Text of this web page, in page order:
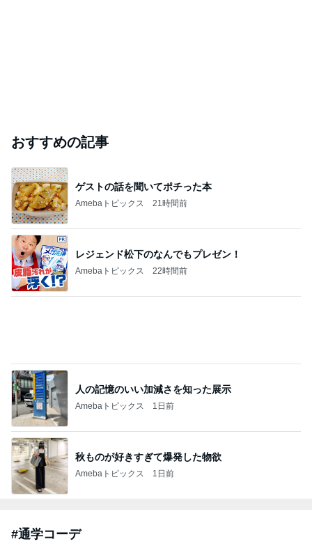
おすすめの記事
ゲストの話を聞いてポチった本
Amebaトピックス 21時間前
レジェンド松下のなんでもプレゼン！
Amebaトピックス 22時間前
人の記憶のいい加減さを知った展示
Amebaトピックス 1日前
秋ものが好きすぎて爆発した物欲
Amebaトピックス 1日前
#通学コーデ